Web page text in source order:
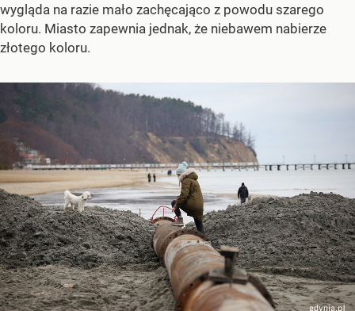
wygląda na razie mało zachęcająco z powodu szarego
koloru. Miasto zapewnia jednak, że niebawem nabierze
złotego koloru.